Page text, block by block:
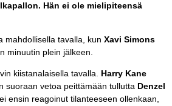
Hän ei ole mielipiteensä
mahdollisella tavalla, kun Xavi Simons
minuutin plein jälkeen.
kiistanalaisella tavalla. Harry Kane
suoraan vetoa peittämään tullutta Denzel
ensin reagoinut tilanteeseen ollenkaan,